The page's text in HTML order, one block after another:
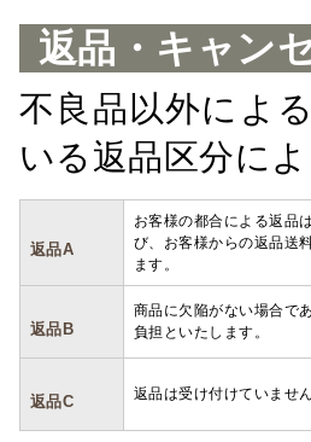
返品・キャン
不良品以外によ
いる返品区分に
返品A
お客様の都合による返品
び、お客様からの返品送
ます。
返品B
商品に欠陥がない場合で
負担といたします。
返品C 返品は受け付けていません